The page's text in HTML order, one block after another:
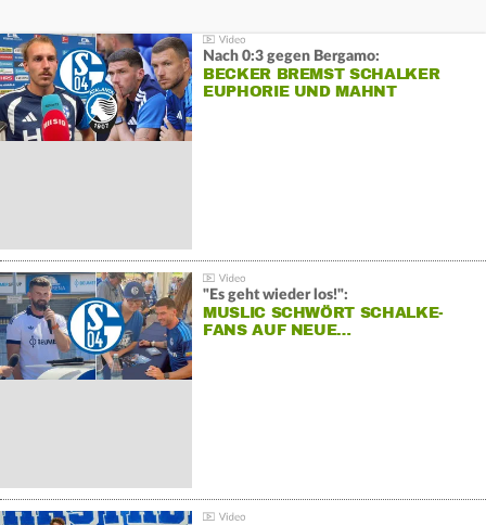
Nach 0:3 gegen Bergamo:
BECKER BREMST SCHALKER
EUPHORIE UND MAHNT
"Es geht wieder los!":
MUSLIC SCHWÖRT SCHALKE-
FANS AUF NEUE…